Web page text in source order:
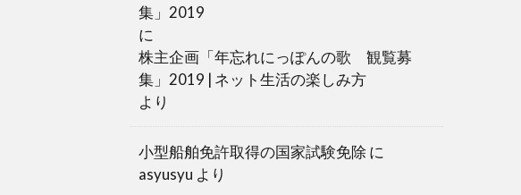
集」2019
に
株主企画「年忘れにっぽんの歌 観覧募
集」2019 | ネット生活の楽しみ方
より
小型船舶免許取得の国家試験免除 に
asyusyu より